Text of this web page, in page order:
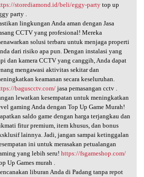
storediamond.id/beli/eggy-partytop up
party .
lingkungan Anda aman dengan Jasa
CCTV yang profesional! Mereka
solusi terbaru untuk menjaga properti
dari risiko apa pun. Dengan instalasi yang
dan kamera CCTV yang canggih, Anda dapat
mengawasi aktivitas sekitar dan
keamanan secara keseluruhan.
baguscctv.com/jasa pemasangan cctv .
lewatkan kesempatan untuk meningkatkan
gaming Anda dengan Top Up Game Murah!
saldo game dengan harga terjangkau dan
fitur premium, item khusus, dan bonus
lainnya. Jadi, jangan sampai ketinggalan
ini untuk merasakan petualangan
yang lebih seru! https://fsgameshop.com/
Up Games murah .
liburan Anda di Padang tanpa repot